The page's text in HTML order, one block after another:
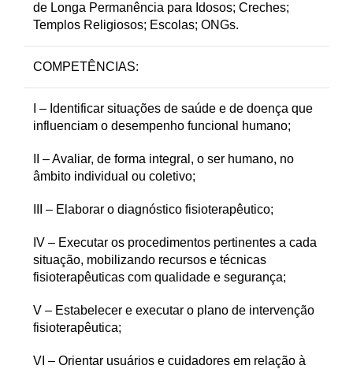
de Longa Permanência para Idosos; Creches;
Templos Religiosos; Escolas; ONGs.
COMPETÊNCIAS:
I – Identificar situações de saúde e de doença que
influenciam o desempenho funcional humano;
II – Avaliar, de forma integral, o ser humano, no
âmbito individual ou coletivo;
III – Elaborar o diagnóstico fisioterapêutico;
IV – Executar os procedimentos pertinentes a cada
situação, mobilizando recursos e técnicas
fisioterapêuticas com qualidade e segurança;
V – Estabelecer e executar o plano de intervenção
fisioterapêutica;
VI – Orientar usuários e cuidadores em relação à